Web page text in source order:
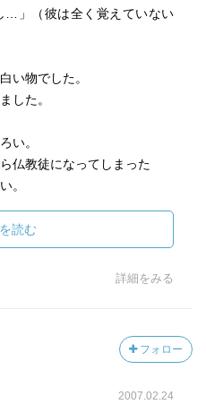
…」（彼は全く覚えていない
い物でした。
した。
い。
仏教徒になってしまった
。
世界大戦でのオーストリア
が胸を突き刺しました失恋
ですね。
読む
詳細をみる
フォロー
2007.02.24